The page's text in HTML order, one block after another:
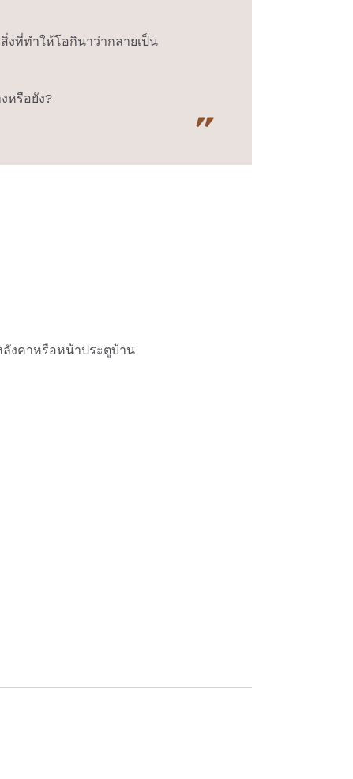
ที่ทำให้โอกินาว่ากลายเป็น
หรือยัง?
ลังคาหรือหน้าประตูบ้าน